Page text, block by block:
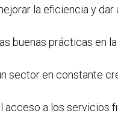
la eficiencia y
buenas prácticas en
sector en constante
acceso a los servicios